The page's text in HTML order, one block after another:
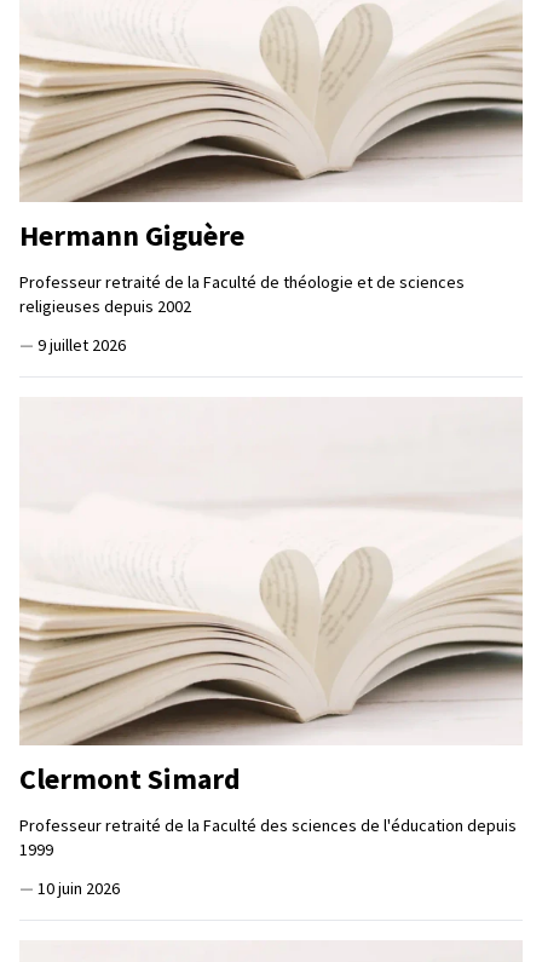
Hermann Giguère
Professeur retraité de la Faculté de théologie et de sciences
religieuses depuis 2002
— 9 juillet 2026
Clermont Simard
Professeur retraité de la Faculté des sciences de l'éducation depuis
1999
— 10 juin 2026